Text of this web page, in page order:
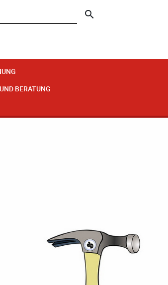
search
BERATUNG